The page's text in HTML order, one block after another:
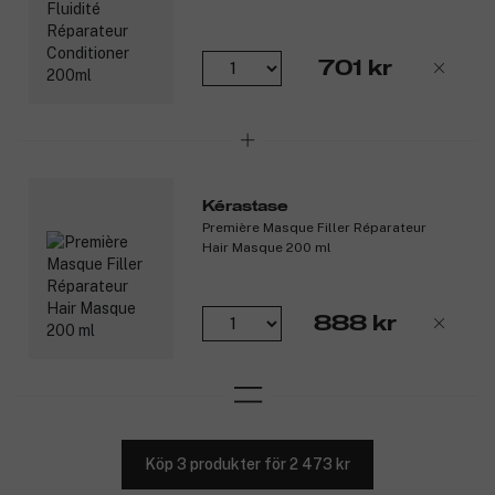
701 kr
Kérastase
Première Masque Filler Réparateur
Hair Masque 200 ml
888 kr
Köp 3 produkter för 2 473 kr